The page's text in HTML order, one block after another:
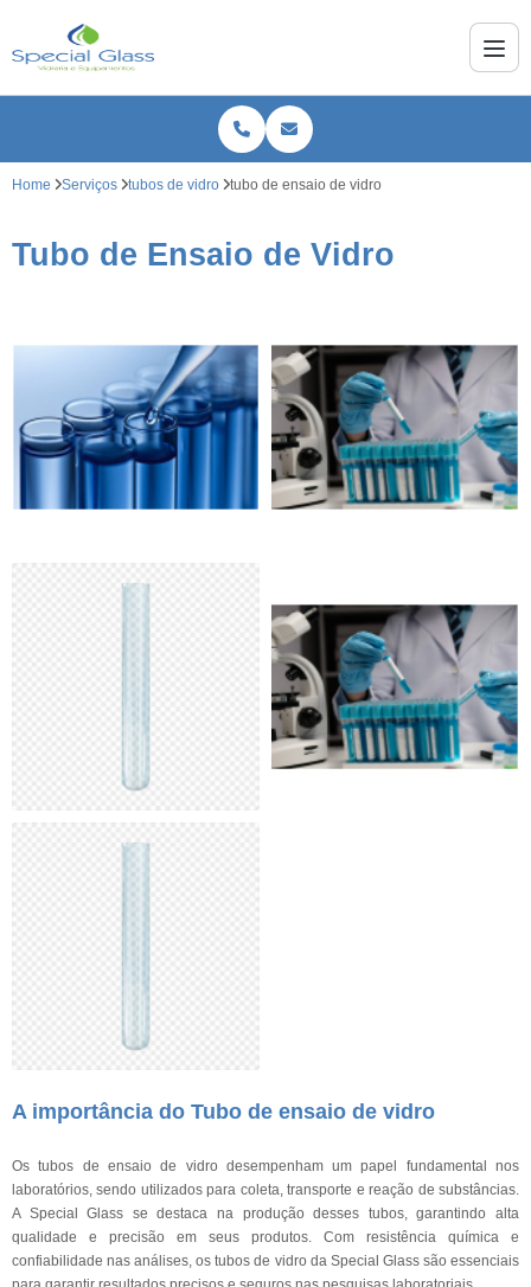
Home Serviços tubos de vidro tubo de ensaio de vidro
Tubo de Ensaio de Vidro
A importância do Tubo de ensaio de vidro
Os tubos de ensaio de vidro desempenham um papel fundamental nos
laboratórios, sendo utilizados para coleta, transporte e reação de substâncias.
A Special Glass se destaca na produção desses tubos, garantindo alta
qualidade e precisão em seus produtos. Com resistência química e
confiabilidade nas análises, os tubos de vidro da Special Glass são essenciais